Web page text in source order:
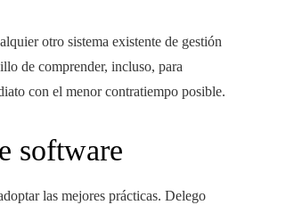
otro sistema existente de gestión
de comprender, incluso, para
con el menor contratiempo posible.
software
las mejores prácticas. Delego